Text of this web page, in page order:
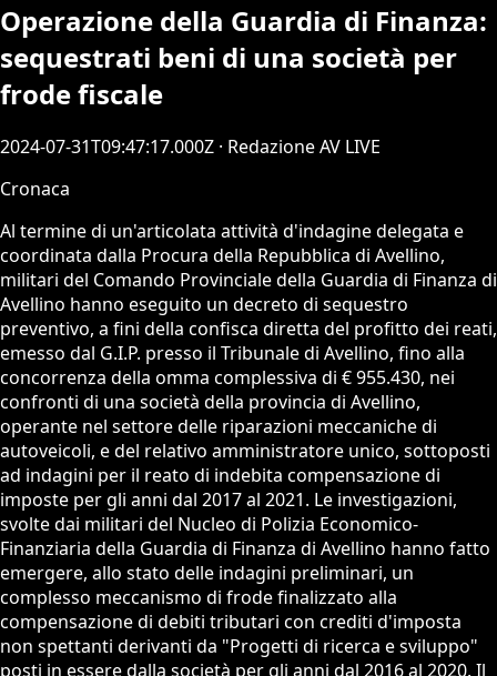
Operazione della Guardia di Finanza:
sequestrati beni di una società per
frode fiscale
2024-07-31T09:47:17.000Z · Redazione AV LIVE
Cronaca
Al termine di un'articolata attività d'indagine delegata e
coordinata dalla Procura della Repubblica di Avellino,
militari del Comando Provinciale della Guardia di Finanza di
Avellino hanno eseguito un decreto di sequestro
preventivo, a fini della confisca diretta del profitto dei reati,
emesso dal G.I.P. presso il Tribunale di Avellino, fino alla
concorrenza della omma complessiva di € 955.430, nei
confronti di una società della provincia di Avellino,
operante nel settore delle riparazioni meccaniche di
autoveicoli, e del relativo amministratore unico, sottoposti
ad indagini per il reato di indebita compensazione di
imposte per gli anni dal 2017 al 2021. Le investigazioni,
svolte dai militari del Nucleo di Polizia Economico-
Finanziaria della Guardia di Finanza di Avellino hanno fatto
emergere, allo stato delle indagini preliminari, un
complesso meccanismo di frode finalizzato alla
compensazione di debiti tributari con crediti d'imposta
non spettanti derivanti da "Progetti di ricerca e sviluppo"
posti in essere dalla società per gli anni dal 2016 al 2020. Il